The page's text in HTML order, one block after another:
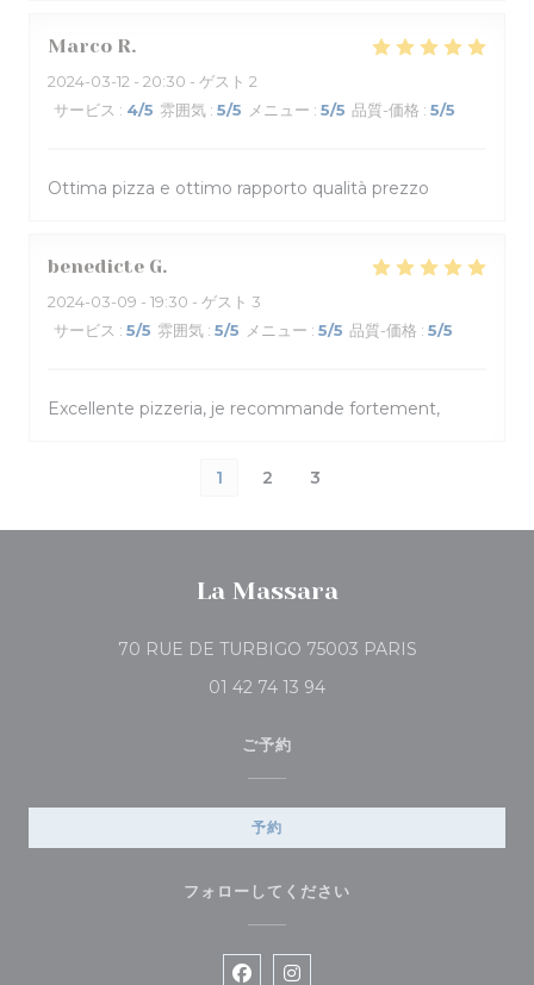
Marco R
2024-03-12 - 20:30 - ゲスト 2
サービス : 4/5 雰囲気 : 5/5 メニュー : 5/5 品質-価格 : 5/5
Ottima pizza e ottimo rapporto qualità prezzo
benedicte G
2024-03-09 - 19:30 - ゲスト 3
サービス : 5/5 雰囲気 : 5/5 メニュー : 5/5 品質-価格 : 5/5
Excellente pizzeria, je recommande fortement,
1 2 3
La Massara
70 RUE DE TURBIGO 75003 PARIS((新しいウィン
01 42 74 13 94
ご予約
予約
フォローしてください